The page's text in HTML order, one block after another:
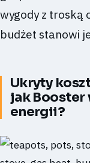
wygody z troską
budżet stanowi
Ukryty
jak Booster
energii?